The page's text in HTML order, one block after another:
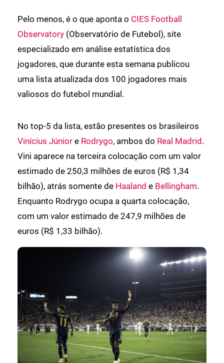
Pelo menos, é o que aponta o CIES Football
Observatory (Observatório de Futebol), site
especializado em análise estatística dos
jogadores, que durante esta semana publicou
uma lista atualizada dos 100 jogadores mais
valiosos do futebol mundial.
No top-5 da lista, estão presentes os brasileiros
Vinícius Júnior e Rodrygo, ambos do Real Madrid.
Vini aparece na terceira colocação com um valor
estimado de 250,3 milhões de euros (R$ 1,34
bilhão), atrás somente de Haaland e Bellingham.
Enquanto Rodrygo ocupa a quarta colocação,
com um valor estimado de 247,9 milhões de
euros (R$ 1,33 bilhão).